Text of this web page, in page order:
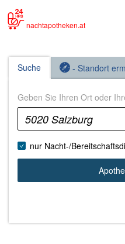
nachtapotheken.at
Suche - Standort
Geben Sie Ihren Ort oder
nur Nacht-/